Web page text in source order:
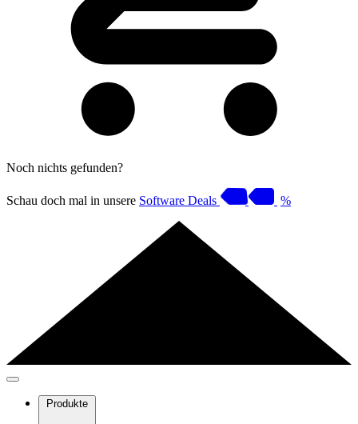
Noch nichts gefunden?
Schau doch mal in unsere Software Deals %
Produkte